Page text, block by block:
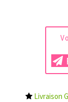
Livraison